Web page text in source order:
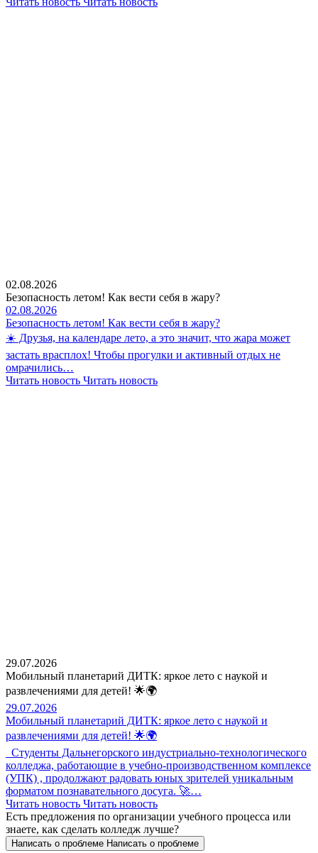
02.08.2026
Безопасность летом! Как вести себя в жару?
02.08.2026
Безопасность летом! Как вести себя в жару?
☀️ Друзья, на календаре лето, а это значит, что жара может
застать врасплох! Чтобы прогулки и активный отдых не
омрачились…
Читать новость Читать новость
29.07.2026
Мобильный планетарий ДИТК: яркое лето с наукой и
развлечениями для детей! 🌟🌍
29.07.2026
Мобильный планетарий ДИТК: яркое лето с наукой и
развлечениями для детей! 🌟🌍
Студенты Дальнегорского индустриально-технологического
колледжа, работающие в учебно-производственном комплексе
(УПК) , продолжают радовать юных зрителей уникальным
форматом познавательного досуга. 🚀…
Читать новость Читать новость
Есть предложения по организации учебного процесса или
знаете, как сделать колледж лучше?
Написать о проблеме Написать о проблеме